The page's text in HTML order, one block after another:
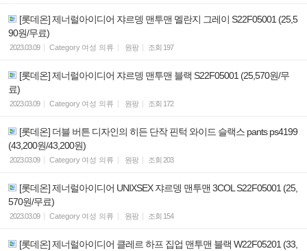
[롯데온] 제너럴아이디어 쟈르뎅 맨투맨 멜란지 그레이 S22F05001 (25,5
90원/무료)
2023.03.09 Category 여성 의류 원팡 조회 197
[롯데온] 제너럴아이디어 쟈르뎅 맨투맨 블랙 S22F05001 (25,570원/무
료)
2023.03.09 Category 여성 의류 원팡 조회 172
[롯데온] 더블 버튼 디자인의 히든 단작 핀턱 와이드 슬랙스 pants ps4199
(43,200원/43,200원)
2023.03.09 Category 여성 의류 원팡 조회 203
[롯데온] 제너럴아이디어 UNIXSEX 쟈르뎅 맨투맨 3COL S22F05001 (25,
570원/무료)
2023.03.09 Category 여성 의류 원팡 조회 154
[롯데온] 제너럴아이디어 클레르 하프 집업 맨투맨 블랙 W22F05201 (33,